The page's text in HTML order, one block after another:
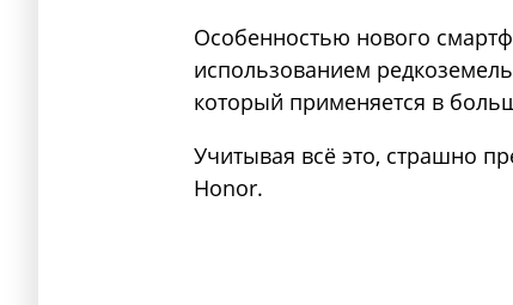
Особенностью нового
использованием
который применяется в
Учитывая всё это, страшно
Honor.